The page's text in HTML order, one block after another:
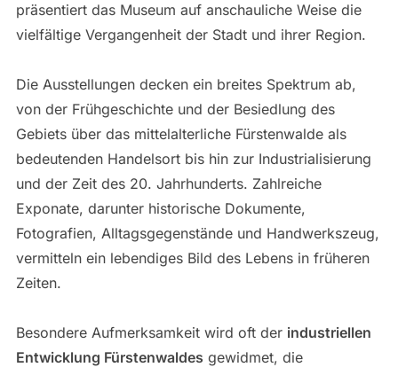
präsentiert das Museum auf anschauliche Weise die
vielfältige Vergangenheit der Stadt und ihrer Region.
Die Ausstellungen decken ein breites Spektrum ab,
von der Frühgeschichte und der Besiedlung des
Gebiets über das mittelalterliche Fürstenwalde als
bedeutenden Handelsort bis hin zur Industrialisierung
und der Zeit des 20. Jahrhunderts. Zahlreiche
Exponate, darunter historische Dokumente,
Fotografien, Alltagsgegenstände und Handwerkszeug,
vermitteln ein lebendiges Bild des Lebens in früheren
Zeiten.
Besondere Aufmerksamkeit wird oft der industriellen
Entwicklung Fürstenwaldes gewidmet, die